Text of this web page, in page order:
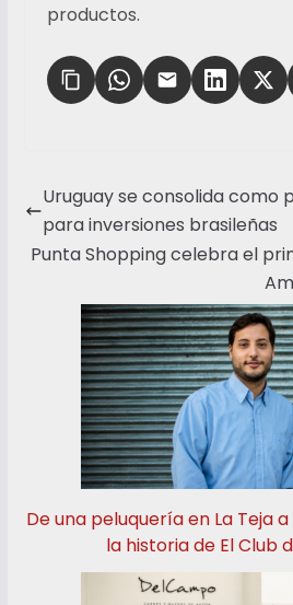
productos.
Uruguay se consolida como
para inversiones brasileñas
Punta Shopping celebra el
De una peluquería en La Teja a
la historia de El Club